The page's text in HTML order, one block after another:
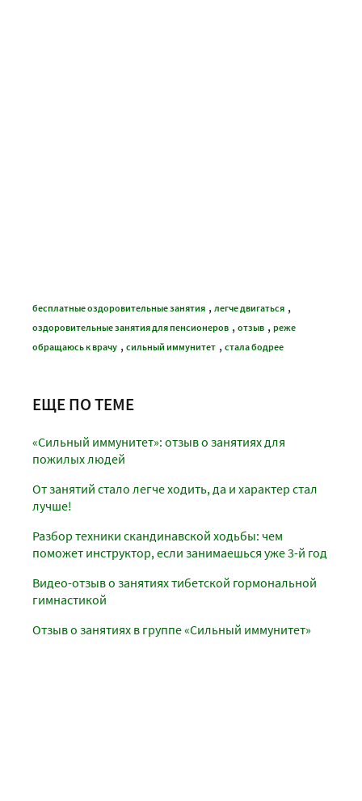
бесплатные оздоровительные занятия , легче двигаться ,
оздоровительные занятия для пенсионеров , отзыв , реже
обращаюсь к врачу , сильный иммунитет , стала бодрее
ЕЩЕ ПО ТЕМЕ
«Сильный иммунитет»: отзыв о занятиях для
пожилых людей
От занятий стало легче ходить, да и характер стал
лучше!
Разбор техники скандинавской ходьбы: чем
поможет инструктор, если занимаешься уже 3-й год
Видео-отзыв о занятиях тибетской гормональной
гимнастикой
Отзыв о занятиях в группе «Сильный иммунитет»